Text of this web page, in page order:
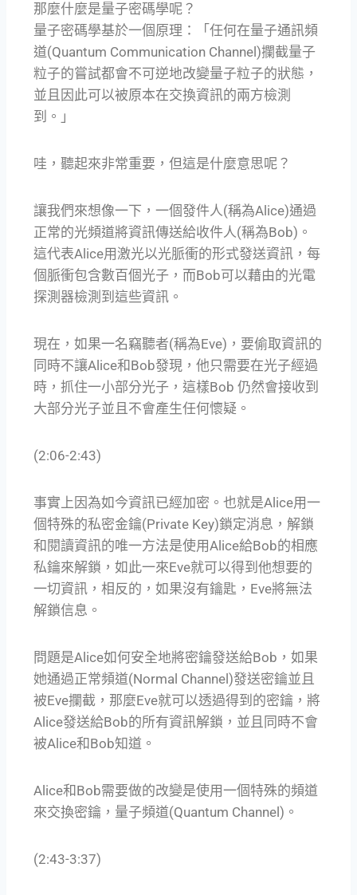
那麼什麼是量子密碼學呢？
量子密碼學基於一個原理：「任何在量子通訊頻
道(Quantum Communication Channel)攔截量子
粒子的嘗試都會不可逆地改變量子粒子的狀態，
並且因此可以被原本在交換資訊的兩方檢測
到。」
哇，聽起來非常重要，但這是什麼意思呢？
讓我們來想像一下，一個發件人(稱為Alice)通過
正常的光頻道將資訊傳送給收件人(稱為Bob)。
這代表Alice用激光以光脈衝的形式發送資訊，每
個脈衝包含數百個光子，而Bob可以藉由的光電
探測器檢測到這些資訊。
現在，如果一名竊聽者(稱為Eve)，要偷取資訊的
同時不讓Alice和Bob發現，他只需要在光子經過
時，抓住一小部分光子，這樣Bob 仍然會接收到
大部分光子並且不會產生任何懷疑。
(2:06-2:43)
事實上因為如今資訊已經加密。也就是Alice用一
個特殊的私密金鑰(Private Key)鎖定消息，解鎖
和閱讀資訊的唯一方法是使用Alice給Bob的相應
私鑰來解鎖，如此一來Eve就可以得到他想要的
一切資訊，相反的，如果沒有鑰匙，Eve將無法
解鎖信息。
問題是Alice如何安全地將密鑰發送給Bob，如果
她通過正常頻道(Normal Channel)發送密鑰並且
被Eve攔截，那麼Eve就可以透過得到的密鑰，將
Alice發送給Bob的所有資訊解鎖，並且同時不會
被Alice和Bob知道。
Alice和Bob需要做的改變是使用一個特殊的頻道
來交換密鑰，量子頻道(Quantum Channel)。
(2:43-3:37)